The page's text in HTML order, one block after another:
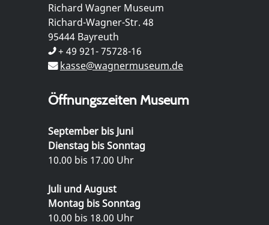
Richard Wagner Museum
Richard-Wagner-Str. 48
95444 Bayreuth
+ 49 921- 75728-16
kasse@wagnermuseum.de
Öffnungszeiten Museum
September bis Juni
Dienstag bis Sonntag
10.00 bis 17.00 Uhr
Juli und August
Montag bis Sonntag
10.00 bis 18.00 Uhr